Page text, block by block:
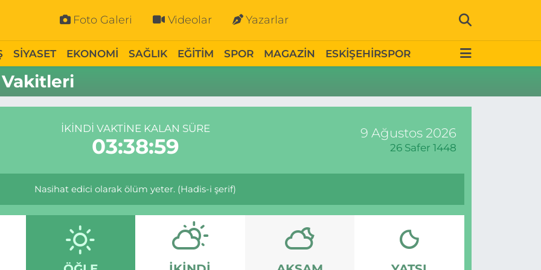
Foto Galeri Videolar Yazarlar
SİYASET EKONOMİ SAĞLIK EĞİTİM SPOR MAGAZİN ESKİŞEHİRSPOR
İKINDI VAKTINE KALAN SÜRE
03:38:59
9 Ağustos 2026
26 Safer 1448
Nasihat edici olarak ölüm yeter. (Hadis-i şerif)